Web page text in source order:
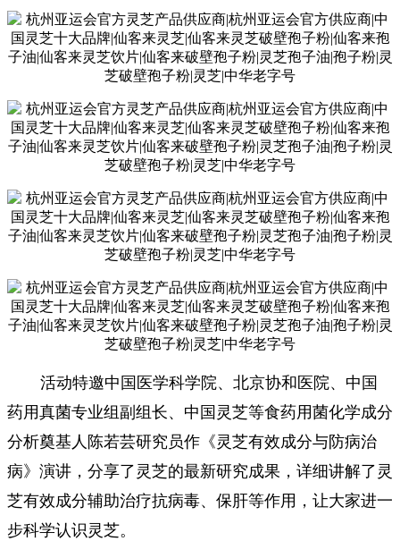
活动特邀中国医学科学院、北京协和医院、中国
药用真菌专业组副组长、中国灵芝等食药用菌化学成分
分析奠基人陈若芸研究员作《灵芝有效成分与防病治
病》演讲，分享了灵芝的最新研究成果，详细讲解了灵
芝有效成分辅助治疗抗病毒、保肝等作用，让大家进一
步科学认识灵芝。